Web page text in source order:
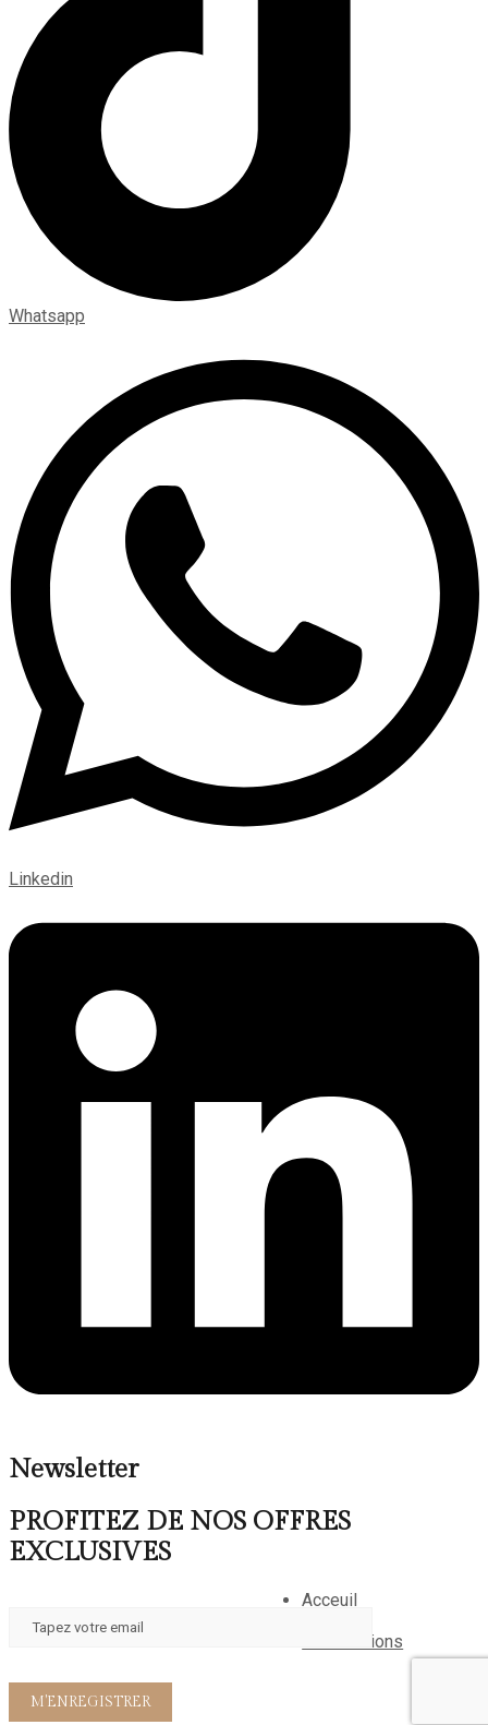
Whatsapp
Linkedin
Newsletter
PROFITEZ DE NOS OFFRES
EXCLUSIVES
Acceuil
Reservations